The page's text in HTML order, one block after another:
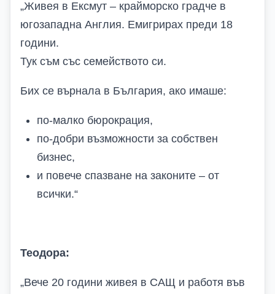
„Живея в Ексмут – крайморско градче в
югозападна Англия. Емигрирах преди 18
години.
Тук съм със семейството си.
Бих се върнала в България, ако имаше:
по-малко бюрокрация,
по-добри възможности за собствен
бизнес,
и повече спазване на законите – от
всички.“
Теодора:
„Вече 20 години живея в САЩ и работя във